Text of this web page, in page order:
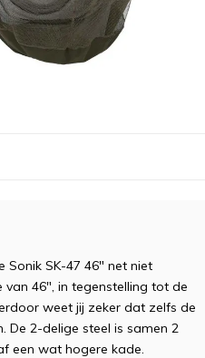
SK-47 46" net niet
46", in tegenstelling tot de
weet jij zeker dat zelfs de
De 2-delige steel is samen 2
een wat hogere kade.